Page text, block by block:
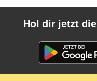
Hol dir jetzt die